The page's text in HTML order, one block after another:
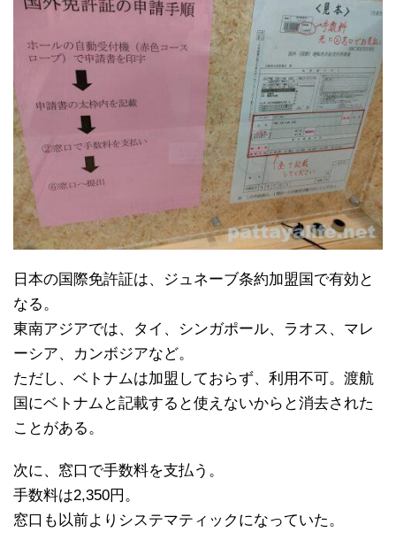
日本の国際免許証は、ジュネーブ条約加盟国で有効と
なる。
東南アジアでは、タイ、シンガポール、ラオス、マレ
ーシア、カンボジアなど。
ただし、ベトナムは加盟しておらず、利用不可。渡航
国にベトナムと記載すると使えないからと消去された
ことがある。
次に、窓口で手数料を支払う。
手数料は2,350円。
窓口も以前よりシステマティックになっていた。